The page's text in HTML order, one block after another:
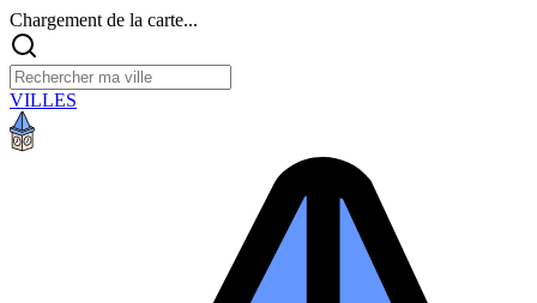
Chargement de la carte...
VILLES